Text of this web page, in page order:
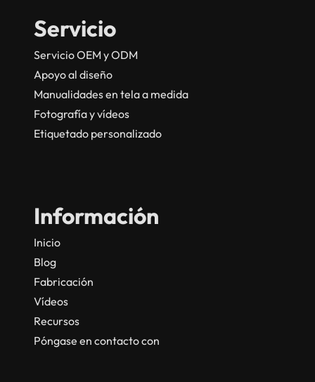
Servicio
Servicio OEM y ODM
Apoyo al diseño
Manualidades en tela a medida
Fotografía y vídeos
Etiquetado personalizado
Información
Inicio
Blog
Fabricación
Vídeos
Recursos
Póngase en contacto con